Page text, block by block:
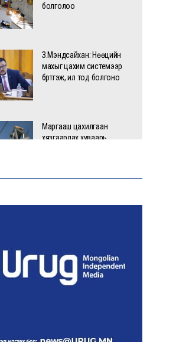
болголоо
З.Мэндсайхан: Нөөцийн
махыг цахим системээр
бүртгэж, ил тод болгоно
Маргааш цахилгаан
хязгаарлах хуваарь
“Хотын дарга сонсож